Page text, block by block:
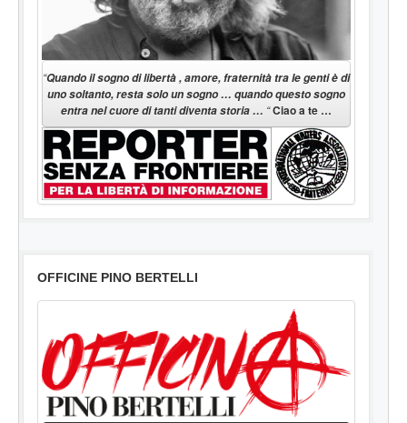
“Quando il sogno di libertà , amore, fraternità tra le genti è di
uno soltanto, resta solo un sogno … quando questo sogno
entra nel cuore di tanti diventa storia … “Ciao a te …
OFFICINE PINO BERTELLI